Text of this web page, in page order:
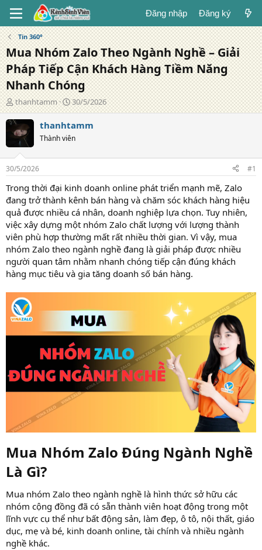
Đăng nhập Đăng ký
Tin 360°
Mua Nhóm Zalo Theo Ngành Nghề – Giải
Pháp Tiếp Cận Khách Hàng Tiềm Năng
Nhanh Chóng
T
á
c
g
ả
thanhtamm
N
g
à
đ
g
30/5/2026
thanhtamm
Thành viên
30/5/2026 #1
Trong thời đại kinh doanh online phát triển mạnh mẽ, Zalo
đang trở thành kênh bán hàng và chăm sóc khách hàng hiệu
quả được nhiều cá nhân, doanh nghiệp lựa chọn. Tuy nhiên,
việc xây dựng một nhóm Zalo chất lượng với lượng thành
viên phù hợp thường mất rất nhiều thời gian. Vì vậy, mua
nhóm Zalo theo ngành nghề đang là giải pháp được nhiều
người quan tâm nhằm nhanh chóng tiếp cận đúng khách
hàng mục tiêu và gia tăng doanh số bán hàng.
Mua Nhóm Zalo Đúng Ngành Nghề
Là Gì?​
Mua nhóm Zalo theo ngành nghề là hình thức sở hữu các
nhóm cộng đồng đã có sẵn thành viên hoạt động trong một
lĩnh vực cụ thể như bất động sản, làm đẹp, ô tô, nội thất, giáo
dục, mẹ và bé, kinh doanh online, tài chính và nhiều ngành
nghề khác.